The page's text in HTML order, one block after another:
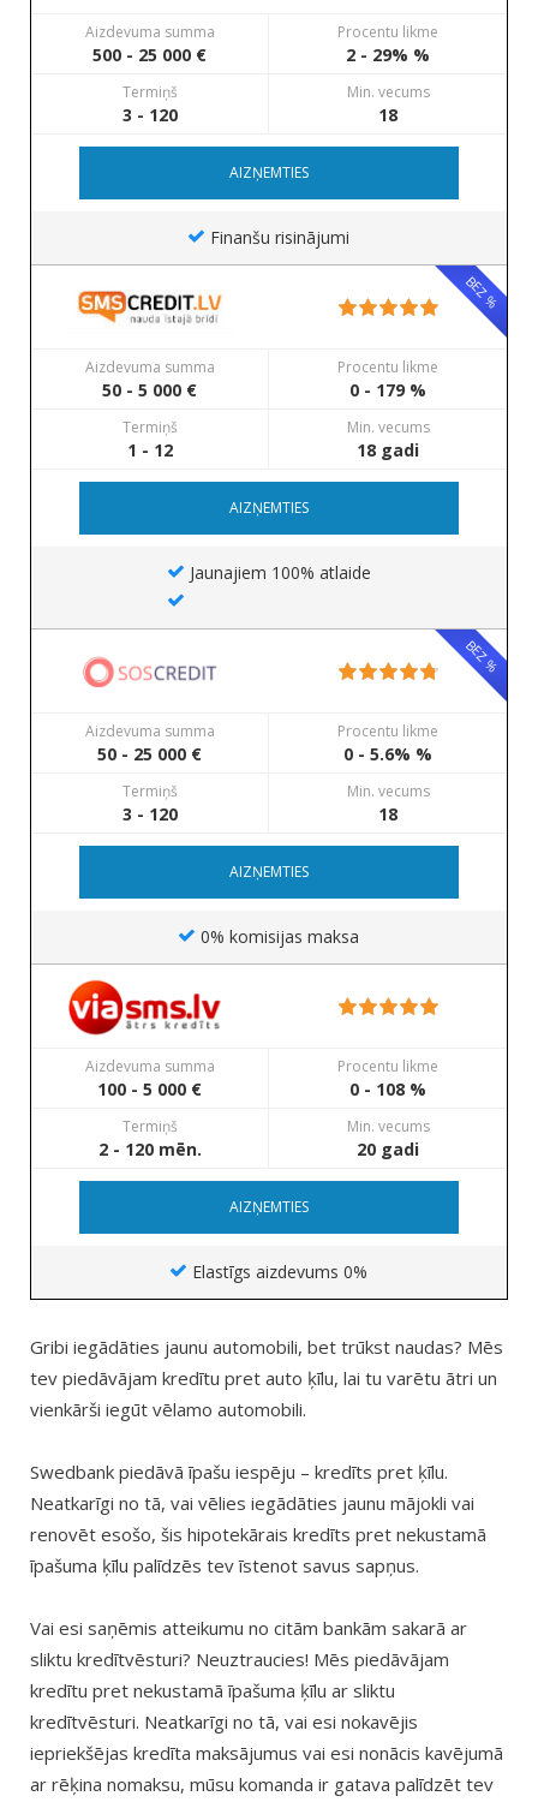
Aizdevuma summa
500 - 25 000 €
Procentu likme
2 - 29% %
Termiņš
3 - 120
Min. vecums
18
AIZŅEMTIES
Finanšu risinājumi
BEZ %
Aizdevuma summa
50 - 5 000 €
Procentu likme
0 - 179 %
Termiņš
1 - 12
Min. vecums
18 gadi
AIZŅEMTIES
Jaunajiem 100% atlaide
BEZ %
Aizdevuma summa
50 - 25 000 €
Procentu likme
0 - 5.6% %
Termiņš
3 - 120
Min. vecums
18
AIZŅEMTIES
0% komisijas maksa
Aizdevuma summa
100 - 5 000 €
Procentu likme
0 - 108 %
Termiņš
2 - 120 mēn.
Min. vecums
20 gadi
AIZŅEMTIES
Elastīgs aizdevums 0%
Gribi iegādāties jaunu automobili, bet trūkst naudas? Mēs
tev piedāvājam kredītu pret auto ķīlu, lai tu varētu ātri un
vienkārši iegūt vēlamo automobili.
Swedbank piedāvā īpašu iespēju – kredīts pret ķīlu.
Neatkarīgi no tā, vai vēlies iegādāties jaunu mājokli vai
renovēt esošo, šis hipotekārais kredīts pret nekustamā
īpašuma ķīlu palīdzēs tev īstenot savus sapņus.
Vai esi saņēmis atteikumu no citām bankām sakarā ar
sliktu kredītvēsturi? Neuztraucies! Mēs piedāvājam
kredītu pret nekustamā īpašuma ķīlu ar sliktu
kredītvēsturi. Neatkarīgi no tā, vai esi nokavējis
iepriekšējas kredīta maksājumus vai esi nonācis kavējumā
ar rēķina nomaksu, mūsu komanda ir gatava palīdzēt tev